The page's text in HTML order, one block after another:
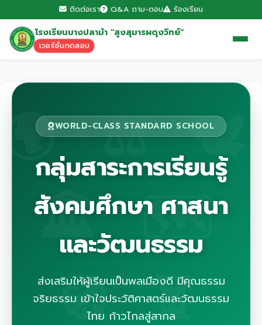
ติดต่อเรา Q&A ถาม-ตอบ ร้องเรียน
โรงเรียนบางปลาม้า "สูงสุมารผดุงวิทย์"
เวอร์ชั่นทดสอบ
WORLD-CLASS STANDARD SCHOOL
กลุ่มสาระการเรียนรู้
สังคมศึกษา ศาสนา
และวัฒนธรรม
ส่งเสริมให้ผู้เรียนเป็นพลเมืองดี มีคุณธรรม
จริยธรรม เข้าใจประวัติศาสตร์และวัฒนธรรม
ไทย ก้าวไกลสู่สากล